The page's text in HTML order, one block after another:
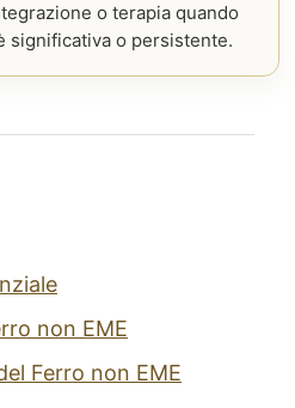
o terapia quando
significativa o persistente.
non EME
Ferro non EME